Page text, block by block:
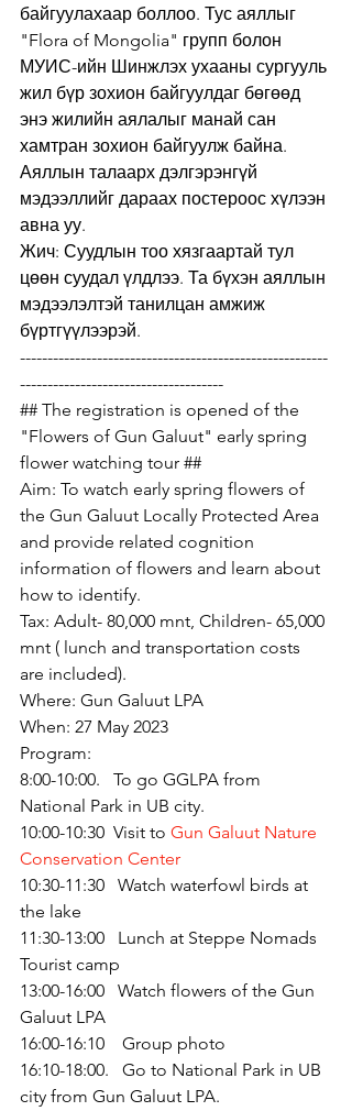
байгуулахаар боллоо. Тус аяллыг
"Flora of Mongolia" групп болон
МУИС-ийн Шинжлэх ухааны сургууль
жил бүр зохион байгуулдаг бөгөөд
энэ жилийн аялалыг манай сан
хамтран зохион байгуулж байна.
Аяллын талаарх дэлгэрэнгүй
мэдээллийг дараах постероос хүлээн
авна уу.
Жич: Суудлын тоо хязгаартай тул
цөөн суудал үлдлээ. Та бүхэн аяллын
мэдээлэлтэй танилцан амжиж
бүртгүүлээрэй.
--------------------------------------------------------
-------------------------------------
## The registration is opened of the
"Flowers of Gun Galuut" early spring
flower watching tour ##
Aim: To watch early spring flowers of
the Gun Galuut Locally Protected Area
and provide related cognition
information of flowers and learn about
how to identify.
Tax: Adult- 80,000 mnt, Children- 65,000
mnt ( lunch and transportation costs
are included).
Where: Gun Galuut LPA
When: 27 May 2023
Program:
8:00-10:00.   To go GGLPA from
National Park in UB city.
10:00-10:30  Visit to Gun Galuut Nature
Conservation Center
10:30-11:30   Watch waterfowl birds at
the lake
11:30-13:00   Lunch at Steppe Nomads
Tourist camp
13:00-16:00   Watch flowers of the Gun
Galuut LPA
16:00-16:10    Group photo
16:10-18:00.   Go to National Park in UB
city from Gun Galuut LPA.